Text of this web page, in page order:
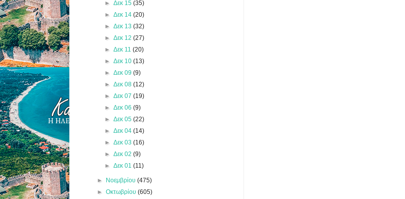
► Δεκ 15 (35)
► Δεκ 14 (20)
► Δεκ 13 (32)
► Δεκ 12 (27)
► Δεκ 11 (20)
► Δεκ 10 (13)
► Δεκ 09 (9)
► Δεκ 08 (12)
► Δεκ 07 (19)
► Δεκ 06 (9)
► Δεκ 05 (22)
► Δεκ 04 (14)
► Δεκ 03 (16)
► Δεκ 02 (9)
► Δεκ 01 (11)
► Νοεμβρίου(475)
►Οκτωβρίου(605)